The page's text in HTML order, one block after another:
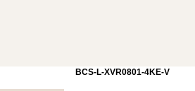
BCS-L-XVR0801-4KE-V